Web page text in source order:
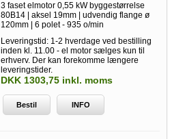
3 faset elmotor 0,55 kW byggestørrelse
80B14 | aksel 19mm | udvendig flange ø
120mm | 6 polet - 935 o/min
Leveringstid: 1-2 hverdage ved bestilling
inden kl. 11.00 - el motor sælges kun til
erhverv. Der kan forekomme længere
leveringstider.
DKK 1303,75 inkl. moms
Bestil INFO